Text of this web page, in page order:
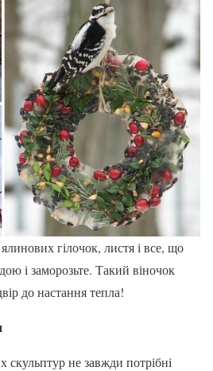
гілочок, листя і все, що
і заморозьте. Такий віночок
до настання тепла!
не завжди потрібні